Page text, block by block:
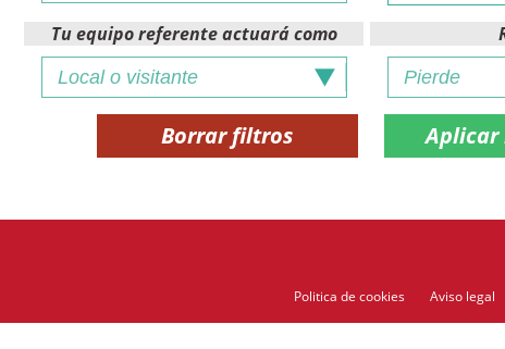
Tu equipo referente actuará como
Borrar filtros
Politica de cookies Aviso legal